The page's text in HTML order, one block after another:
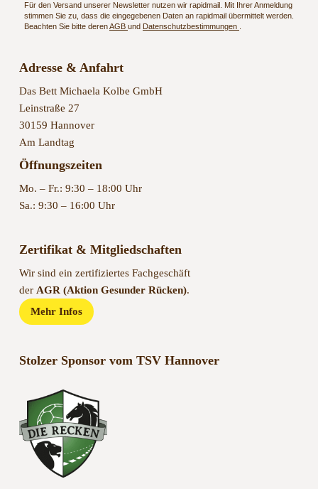
Für den Versand unserer Newsletter nutzen wir rapidmail. Mit Ihrer Anmeldung
stimmen Sie zu, dass die eingegebenen Daten an rapidmail übermittelt werden.
Beachten Sie bitte derenAGB und Datenschutzbestimmungen
Adresse & Anfahrt
Das Bett Michaela Kolbe GmbH
Leinstraße 27
30159 Hannover
Am Landtag
Öffnungszeiten
Mo. – Fr.: 9:30 – 18:00 Uhr
Sa.: 9:30 – 16:00 Uhr
Zertifikat & Mitgliedschaften
Wir sind ein zertifiziertes Fachgeschäft
der AGR (Aktion Gesunder Rücken).
Mehr Infos
Stolzer Sponsor vom TSV Hannover